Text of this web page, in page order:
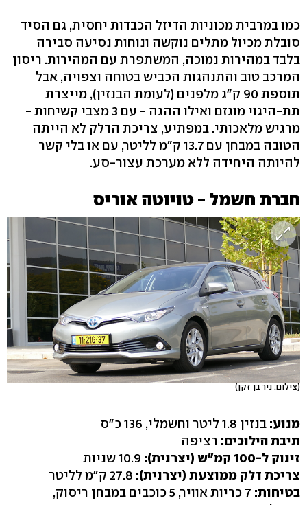
כמו במרבית מכוניות הדיזל הכבדות יחסית, גם הסיד
סובלת מכיול מתלים נוקשה ונוחות נסיעה סבירה
בלבד במהירות נמוכה, המשתפרת עם המהירות. ריסון
המרכב טוב והתנהגות הכביש בטוחה וצפויה, אבל
תוספת 90 ק"ג מלפנים (לעומת הבנזין), מייצרת
תת-היגוי מוגזם ואילו ההגה - עם 3 מצבי קשיחות -
מרגיש מלאכותי. במפתיע, צריכת הדלק לא הייתה
הטובה במבחן עם 13.7 ק"מ לליטר, עם או בלי קשר
להיותה היחידה ללא מערכת עצור-סע.
חברת חשמל - טויוטה אוריס
(צילום: ניר בן זקן)
מנוע: בנזין 1.8 ליטר וחשמלי, 136 כ"ס
תיבת הילוכים: רציפה
זינוק ל-100 קמ"ש (יצרנית):
צריכת דלק ממוצעת (יצרנית):
בטיחות:
7 כריות אוויר, 5 כוכבים במבחן ריסוק,